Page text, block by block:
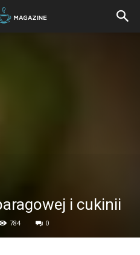
i cukinii
784 0